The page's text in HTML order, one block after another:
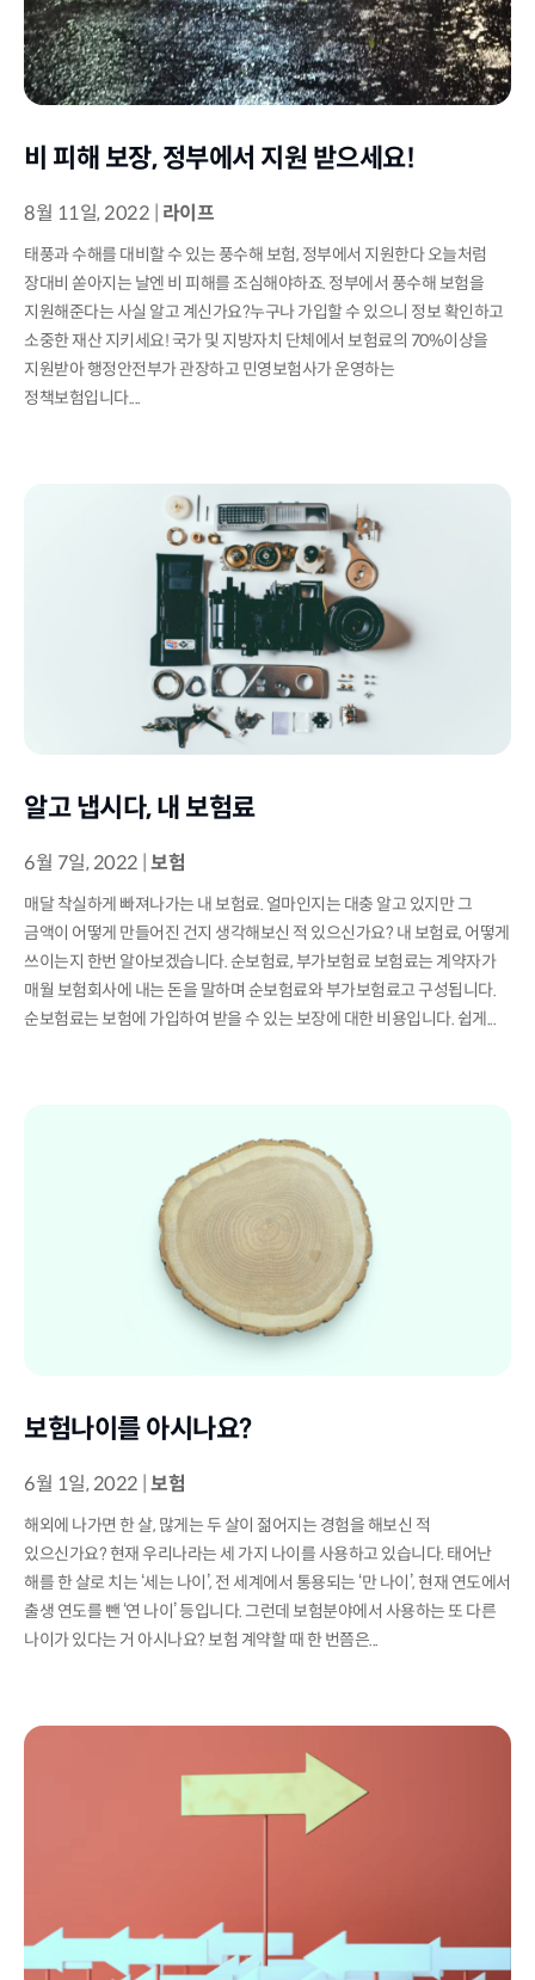
비 피해 보장, 정부에서 지원 받으세요!
8월 11일, 2022 라이프
태풍과 수해를 대비할 수 있는 풍수해 보험, 정부에서 지원한다 오늘처럼
장대비 쏟아지는 날엔 비 피해를 조심해야하죠. 정부에서 풍수해 보험을
지원해준다는 사실 알고 계신가요?누구나 가입할 수 있으니 정보 확인하고
소중한 재산 지키세요! 국가 및 지방자치 단체에서 보험료의 70%이상을
지원받아 행정안전부가 관장하고 민영보험사가 운영하는
정책보험입니다....
알고 냅시다, 내 보험료
6월 7일, 2022 보험
매달 착실하게 빠져나가는 내 보험료. 얼마인지는 대충 알고 있지만 그
금액이 어떻게 만들어진 건지 생각해보신 적 있으신가요? 내 보험료, 어떻게
쓰이는지 한번 알아보겠습니다. 순보험료, 부가보험료 보험료는 계약자가
매월 보험회사에 내는 돈을 말하며 순보험료와 부가보험료고 구성됩니다.
순보험료는 보험에 가입하여 받을 수 있는 보장에 대한 비용입니다. 쉽게...
보험나이를 아시나요?
6월 1일, 2022 보험
해외에 나가면 한 살, 많게는 두 살이 젊어지는 경험을 해보신 적
있으신가요? 현재 우리나라는 세 가지 나이를 사용하고 있습니다. 태어난
해를 한 살로 치는 ‘세는 나이’, 전 세계에서 통용되는 ‘만 나이’, 현재 연도에서
출생 연도를 뺀 ‘연 나이’ 등입니다. 그런데 보험분야에서 사용하는 또 다른
나이가 있다는 거 아시나요? 보험 계약할 때 한 번쯤은...